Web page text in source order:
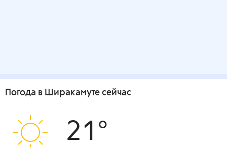
Погода в Ширакамуте сейчас
21 °